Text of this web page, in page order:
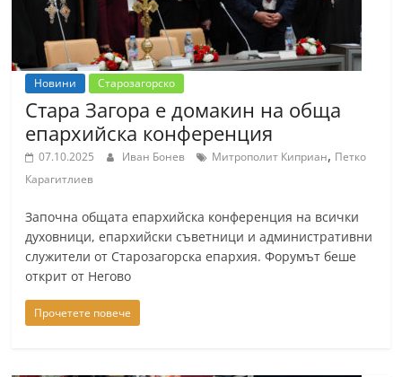
Новини Старозагорско
Стара Загора е домакин на обща
епархийска конференция
07.10.2025 Иван Бонев Митрополит Киприан, Петко
Карагитлиев
Започна общата епархийска конференция на всички
духовници, епархийски съветници и административни
служители от Старозагорска епархия. Форумът беше
открит от Негово
Прочетете повече